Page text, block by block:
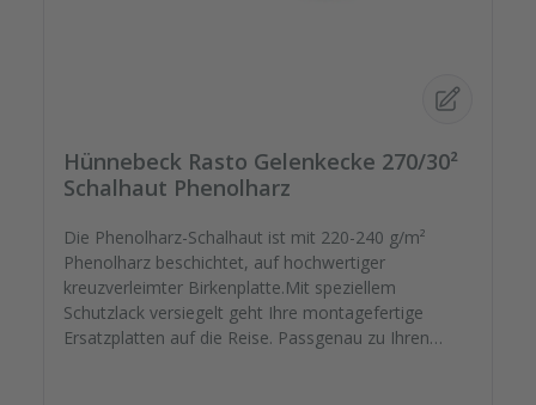
Hünnebeck Rasto Gelenkecke 270/30²
Schalhaut Phenolharz
Die Phenolharz-Schalhaut ist mit 220-240 g/m²
Phenolharz beschichtet, auf hochwertiger
kreuzverleimter Birkenplatte.Mit speziellem
Schutzlack versiegelt geht Ihre montagefertige
Ersatzplatten auf die Reise. Passgenau zu Ihren